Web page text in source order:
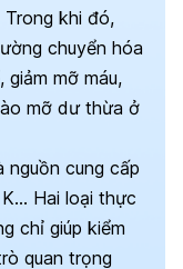
Trong khi đó,
chuyển hóa
mỡ máu,
mỡ dư thừa ở
nguồn cung cấp
Hai loại thực
chỉ giúp kiểm
quan trọng